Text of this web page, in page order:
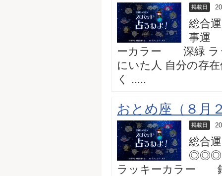
掲載日
総合
事運
ーカラー 深緑 ラ
にいた人 自分の存
く .....
おとめ座（８月
掲載日
総合
ラッキーカラー 錆